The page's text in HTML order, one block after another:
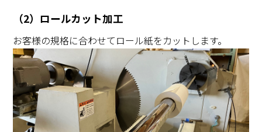
（2）ロールカット加工
お客様の規格に合わせてロール紙をカットします。